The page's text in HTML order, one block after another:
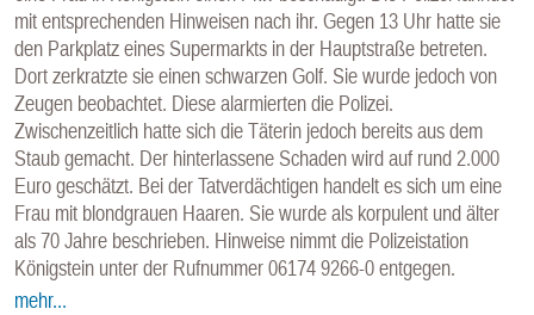
mit entsprechenden Hinweisen nach ihr. Gegen 13 Uhr hatte sie
den Parkplatz eines Supermarkts in der Hauptstraße betreten.
Dort zerkratzte sie einen schwarzen Golf. Sie wurde jedoch von
Zeugen beobachtet. Diese alarmierten die Polizei.
Zwischenzeitlich hatte sich die Täterin jedoch bereits aus dem
Staub gemacht. Der hinterlassene Schaden wird auf rund 2.000
Euro geschätzt. Bei der Tatverdächtigen handelt es sich um eine
Frau mit blondgrauen Haaren. Sie wurde als korpulent und älter
als 70 Jahre beschrieben. Hinweise nimmt die Polizeistation
Königstein unter der Rufnummer 06174 9266-0 entgegen.
mehr...
F
U
N
K
TI
O
N
E
N